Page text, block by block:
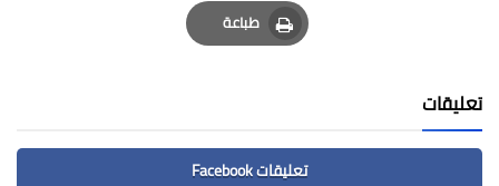
طباعة
Print
تعليقات
تعليقات Facebook